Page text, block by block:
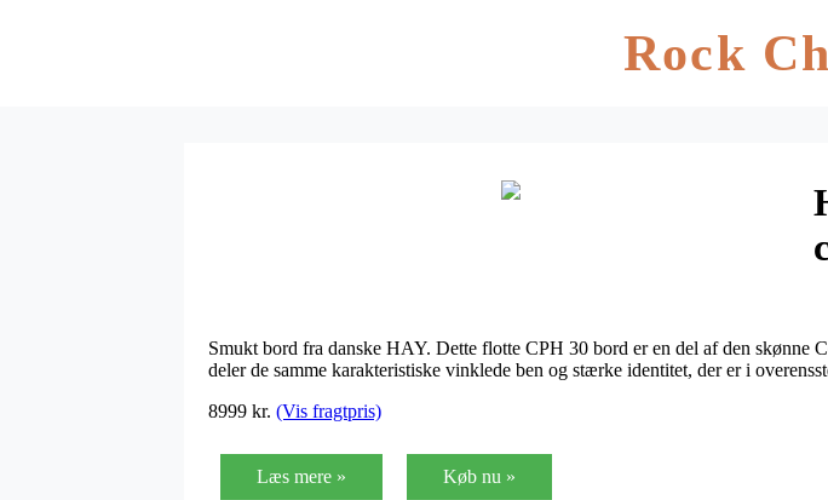
Rock
Smukt bord fra danske HAY. Dette flotte CPH 30 bord er en del af den skønne
deler de samme karakteristiske vinklede ben og stærke identitet, der er i
8999 kr. (Vis fragtpris)
Læs mere » Køb nu »